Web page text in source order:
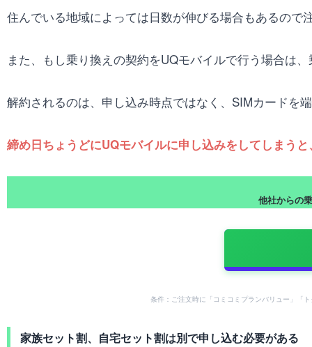
住んでいる地域によっては日数が伸びる場合もあるので
また、もし乗り換えの契約をUQモバイルで行う場合は
解約されるのは、申し込み時点ではなく、SIMカードを
締め日ちょうどにUQモバイルに申し込みをしてしまう
他社からの
条件：ご注文時に「コミコミプランバリュー」「
家族セット割、自宅セット割は別で申し込む必要がある